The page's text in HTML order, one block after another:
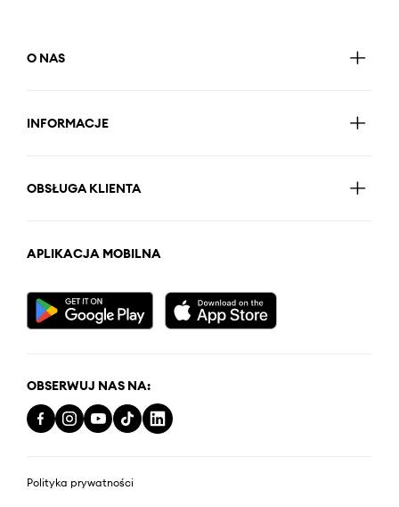
O NAS
INFORMACJE
OBSŁUGA KLIENTA
APLIKACJA MOBILNA
OBSERWUJ NAS NA:
Polityka prywatności